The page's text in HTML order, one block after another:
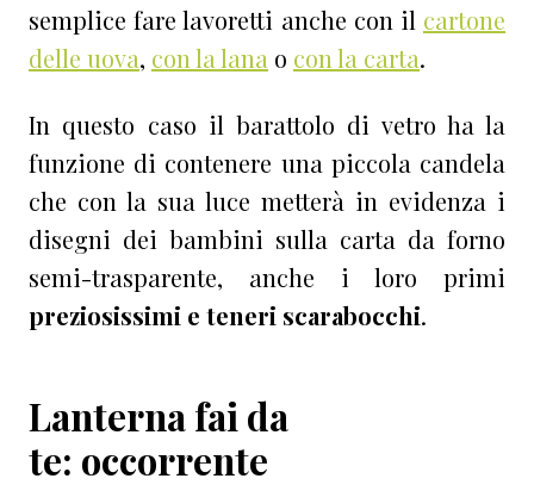
semplice fare lavoretti anche con il cartone
delle uova, con la lana o con la carta.
In questo caso il barattolo di vetro ha la
funzione di contenere una piccola candela
che con la sua luce metterà in evidenza i
disegni dei bambini sulla carta da forno
semi-trasparente, anche i loro primi
preziosissimi e teneri scarabocchi.
Lanterna fai da
te: occorrente